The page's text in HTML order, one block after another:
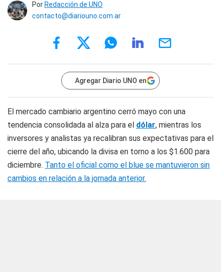
Por Redacción de UNO
contacto@diariouno.com.ar
Agregar Diario UNO en
El mercado cambiario argentino cerró mayo con una
tendencia consolidada al alza para el dólar, mientras los
inversores y analistas ya recalibran sus expectativas para el
cierre del año, ubicando la divisa en torno a los $1.600 para
diciembre. Tanto el oficial como el blue se mantuvieron sin
cambios en relación a la jornada anterior.